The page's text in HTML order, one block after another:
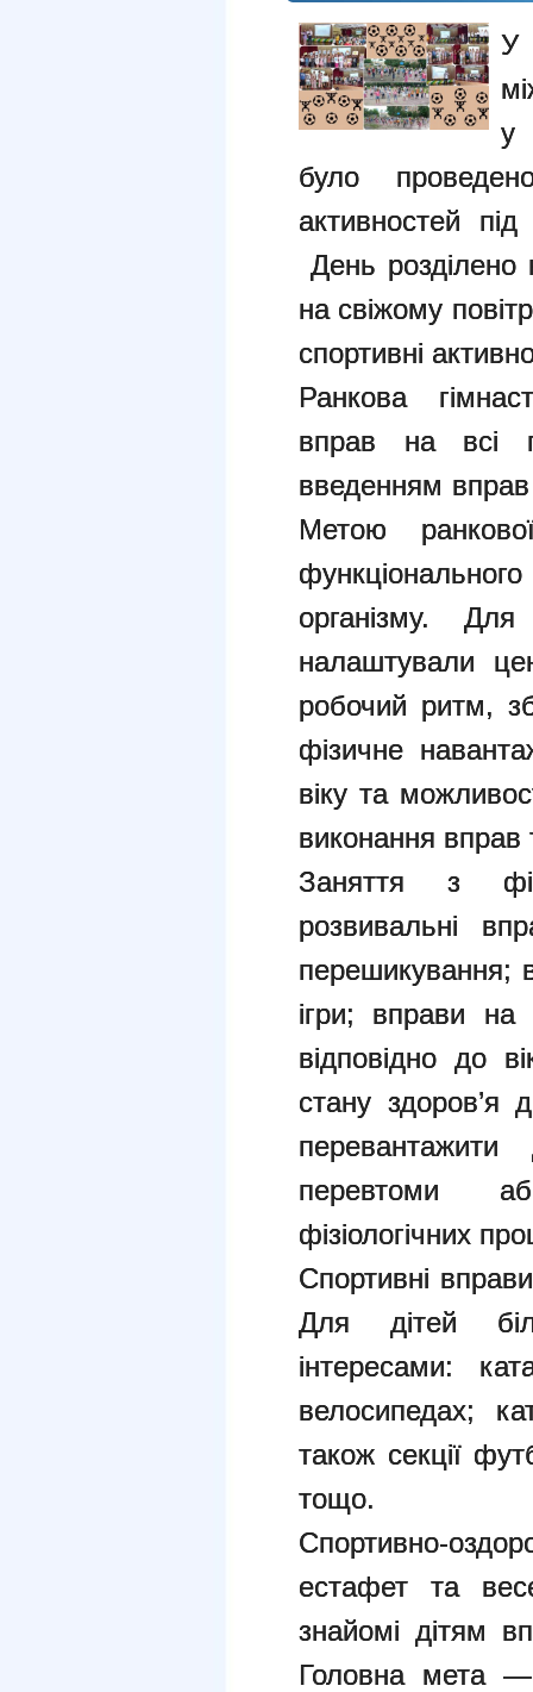
У
у
було
активностей
День розділено
на свіжому
спортивні
Ранкова
вправ на всі
введенням вправ
Метою
організму.
налаштували
робочий ритм,
фізичне
віку та
виконання вправ
Заняття з
розвивальні
перешикування;
ігри; вправи на
відповідно до
стану здоров’я
перевтоми
фізіологічних
Спортивні
Для дітей
інтересами:
велосипедах;
також секції
тощо.
Спортивно-
естафет та
знайомі дітям
Головна мета —